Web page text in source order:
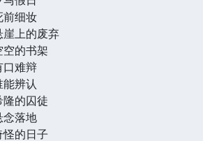
前细妆
崖上的废弃
空的书架
口难辩
能辨认
隆的囚徒
念落地
怪的日子